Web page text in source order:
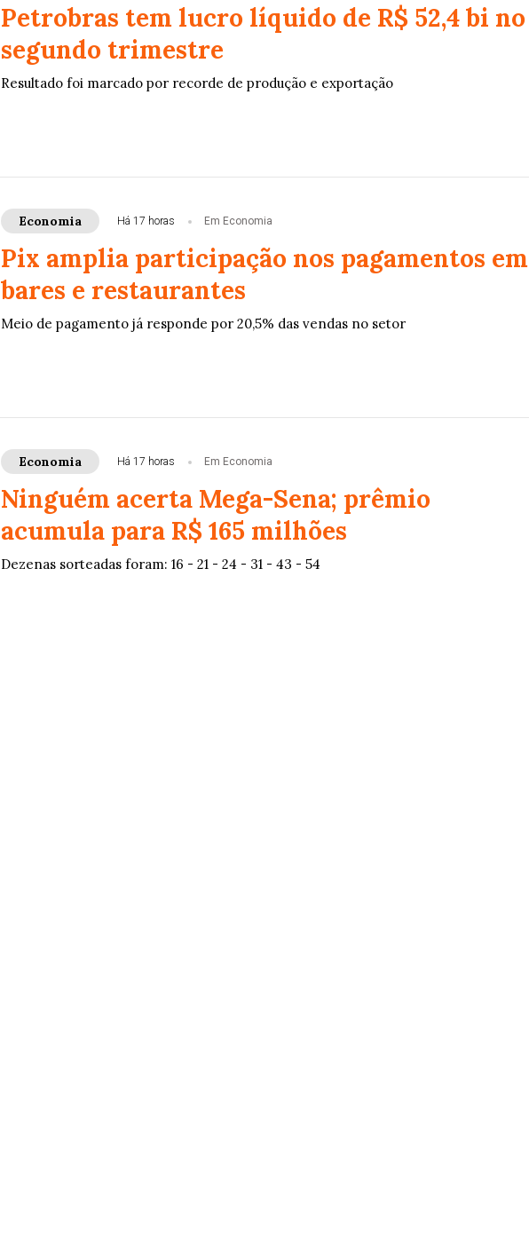
Petrobras tem lucro líquido de R$ 52,4 bi no
segundo trimestre
Resultado foi marcado por recorde de produção e exportação
Economia Há 17 horas Em Economia
Pix amplia participação nos pagamentos em
bares e restaurantes
Meio de pagamento já responde por 20,5% das vendas no setor
Economia Há 17 horas Em Economia
Ninguém acerta Mega-Sena; prêmio
acumula para R$ 165 milhões
Dezenas sorteadas foram: 16 - 21 - 24 - 31 - 43 - 54